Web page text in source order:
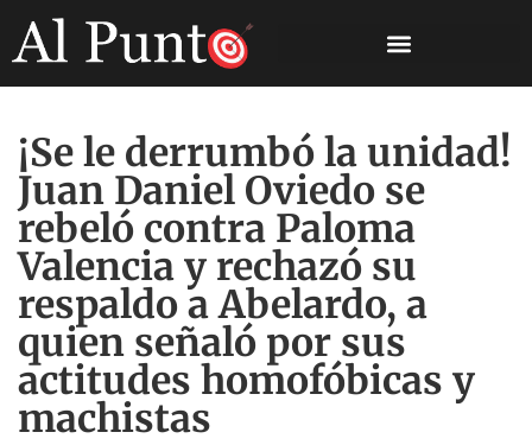
¡Se le derrumbó la unidad!
Juan Daniel Oviedo se
rebeló contra Paloma
Valencia y rechazó su
respaldo a Abelardo, a
quien señaló por sus
actitudes homofóbicas y
machistas